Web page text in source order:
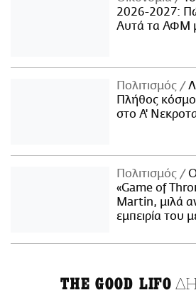
2026-2027:
Αυτά τα ΑΦΜ
Πολιτισμός
Πλήθος
στο Α'
Πολιτισμός
Ο
«Game of
Martin, μιλά
εμπειρία του
THE GOOD LIFO